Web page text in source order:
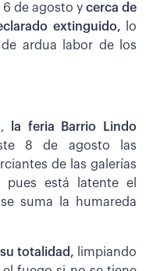
de agosto y cerca de
extinguido,
lo
ardua labor de los
la feria Barrio Lindo
8 de agosto las
de las galerías
pues está latente el
suma la humareda
totalidad, limpiando